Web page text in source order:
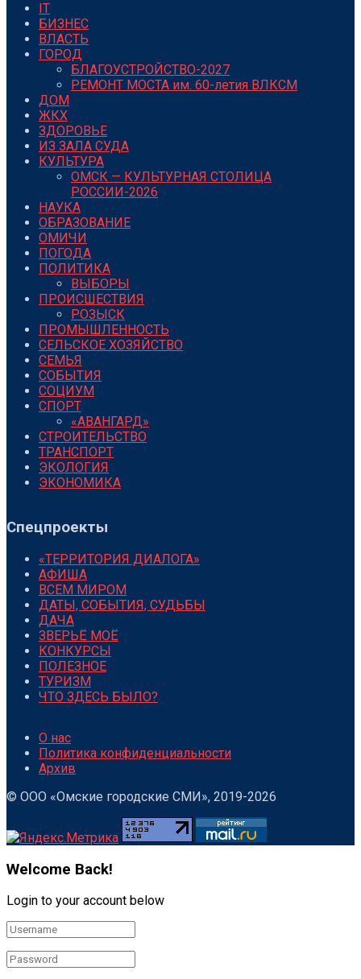
IT
БИЗНЕС
ВЛАСТЬ
ГОРОД
БЛАГОУСТРОЙСТВО-2027
РЕМОНТ МОСТА им. 60-летия ВЛКСМ
ДОМ
ЖКХ
ЗДОРОВЬЕ
ИЗ ЗАЛА СУДА
КУЛЬТУРА
ОМСК — КУЛЬТУРНАЯ СТОЛИЦА
РОССИИ-2026
НАУКА
ОБРАЗОВАНИЕ
ОМИЧИ
ПОГОДА
ПОЛИТИКА
ВЫБОРЫ
ПРОИСШЕСТВИЯ
РОЗЫСК
ПРОМЫШЛЕННОСТЬ
СЕЛЬСКОЕ ХОЗЯЙСТВО
СЕМЬЯ
СОБЫТИЯ
СОЦИУМ
СПОРТ
«АВАНГАРД»
СТРОИТЕЛЬСТВО
ТРАНСПОРТ
ЭКОЛОГИЯ
ЭКОНОМИКА
Спецпроекты
«ТЕРРИТОРИЯ ДИАЛОГА»
АФИША
ВСЕМ МИРОМ
ДАТЫ, СОБЫТИЯ, СУДЬБЫ
ДАЧА
ЗВЕРЬЁ МОЁ
КОНКУРСЫ
ПОЛЕЗНОЕ
ТУРИЗМ
ЧТО ЗДЕСЬ БЫЛО?
О нас
Политика конфиденциальности
Архив
© ООО «Омские городские СМИ», 2019-2026
Welcome Back!
Login to your account below